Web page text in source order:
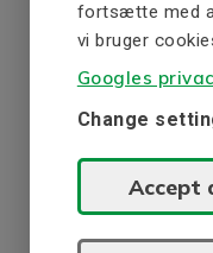
fortsætte med
vi bruger
Googles
Change
Accept
Har du
produkt